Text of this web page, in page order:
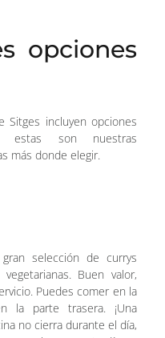
opciones
Sitges incluyen opciones
estas son nuestras
más donde elegir.
selección de currys
Buen valor,
Puedes comer en la
la parte trasera. ¡Una
no cierra durante el día,